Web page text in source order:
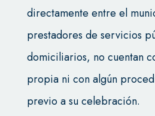
directamente entre el
prestadores de servicios
domiciliarios, no cuentan
propia ni con algún
previo a su celebración.